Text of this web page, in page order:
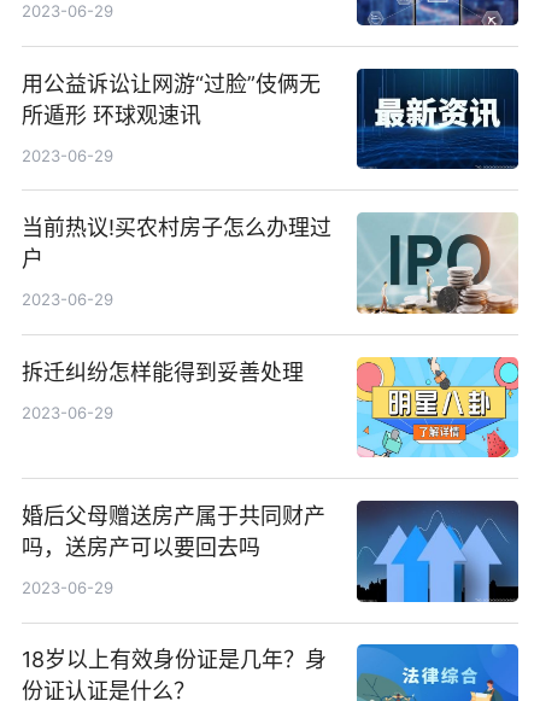
2023-06-29
用公益诉讼让网游“过脸”伎俩无
所遁形 环球观速讯
2023-06-29
当前热议!买农村房子怎么办理过
户
2023-06-29
拆迁纠纷怎样能得到妥善处理
2023-06-29
婚后父母赠送房产属于共同财产
吗，送房产可以要回去吗
2023-06-29
18岁以上有效身份证是几年？身
份证认证是什么？